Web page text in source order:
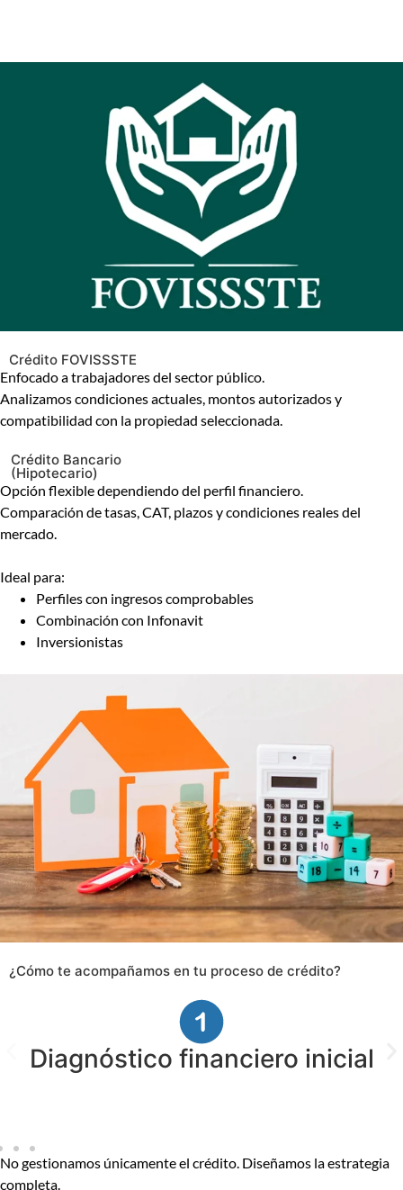
Crédito FOVISSSTE
Enfocado a trabajadores del sector público.
Analizamos condiciones actuales, montos autorizados y
compatibilidad con la propiedad seleccionada.
Crédito Bancario
(Hipotecario)
Opción flexible dependiendo del perfil financiero.
Comparación de tasas, CAT, plazos y condiciones reales del
mercado.
Ideal para:
Perfiles con ingresos comprobables
Combinación con Infonavit
Inversionistas
¿Cómo te acompañamos en tu proceso de crédito?
Diagnóstico financiero inicial
No gestionamos únicamente el crédito. Diseñamos la estrategia
completa.